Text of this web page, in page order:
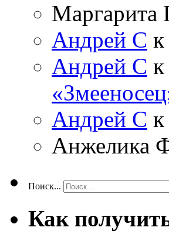
Маргарита
Андрей С к
Андрей С к
Андрей С к
Анжелика
Поиск...
Как